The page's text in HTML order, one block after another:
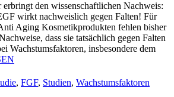
den wissenschaftlichen Nachweis:
wirkt nachweislich gegen Falten! Für
Aging Kosmetikprodukten fehlen bisher
dass sie tatsächlich gegen Falten
Wachstumsfaktoren, insbesondere dem
, FGF, Studien, Wachstumsfaktoren